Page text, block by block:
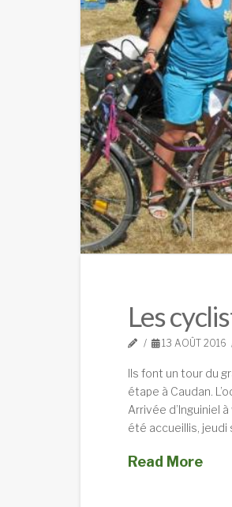
Les
13 AOÛT 2016
Ils font un tour du
étape à Caudan.
Arrivée d’Inguiniel
été accueillis, jeudi
Read More